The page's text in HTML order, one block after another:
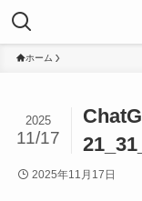
ホーム
2025
11/17
2025年11月17日